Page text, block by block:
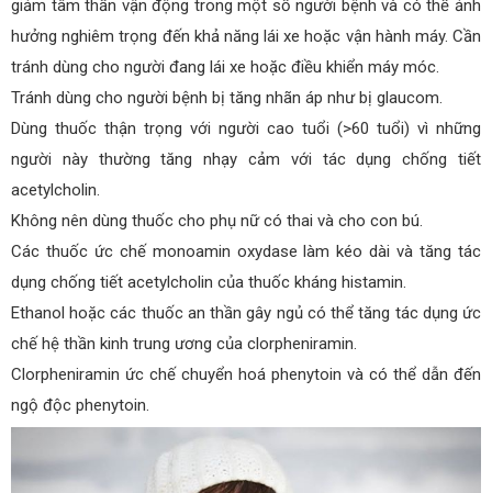
giảm tâm thần vận động trong một số người bệnh và có thể ảnh
hưởng nghiêm trọng đến khả năng lái xe hoặc vận hành máy. Cần
tránh dùng cho người đang lái xe hoặc điều khiển máy móc.
Tránh dùng cho người bệnh bị tăng nhãn áp như bị glaucom.
Dùng thuốc thận trọng với người cao tuổi (>60 tuổi) vì những
người này thường tăng nhạy cảm với tác dụng chống tiết
acetylcholin.
Không nên dùng thuốc cho phụ nữ có thai và cho con bú.
Các thuốc ức chế monoamin oxydase làm kéo dài và tăng tác
dụng chống tiết acetylcholin của thuốc kháng histamin.
Ethanol hoặc các thuốc an thần gây ngủ có thể tăng tác dụng ức
chế hệ thần kinh trung ương của clorpheniramin.
Clorpheniramin ức chế chuyển hoá phenytoin và có thể dẫn đến
ngộ độc phenytoin.